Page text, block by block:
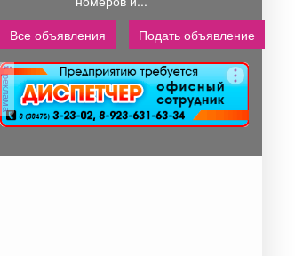
Все объявления
Подать объявление
реклама